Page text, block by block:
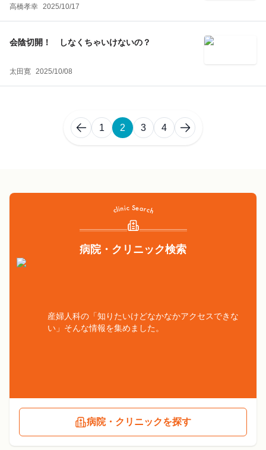
高橋孝幸 2025/10/17
会陰切開！ しなくちゃいけないの？
太田寛 2025/10/08
1 2 3 4
病院・クリニック検索
産婦人科の「知りたいけどなかなかアクセスできな
い」そんな情報を集めました。
病院・クリニックを探す